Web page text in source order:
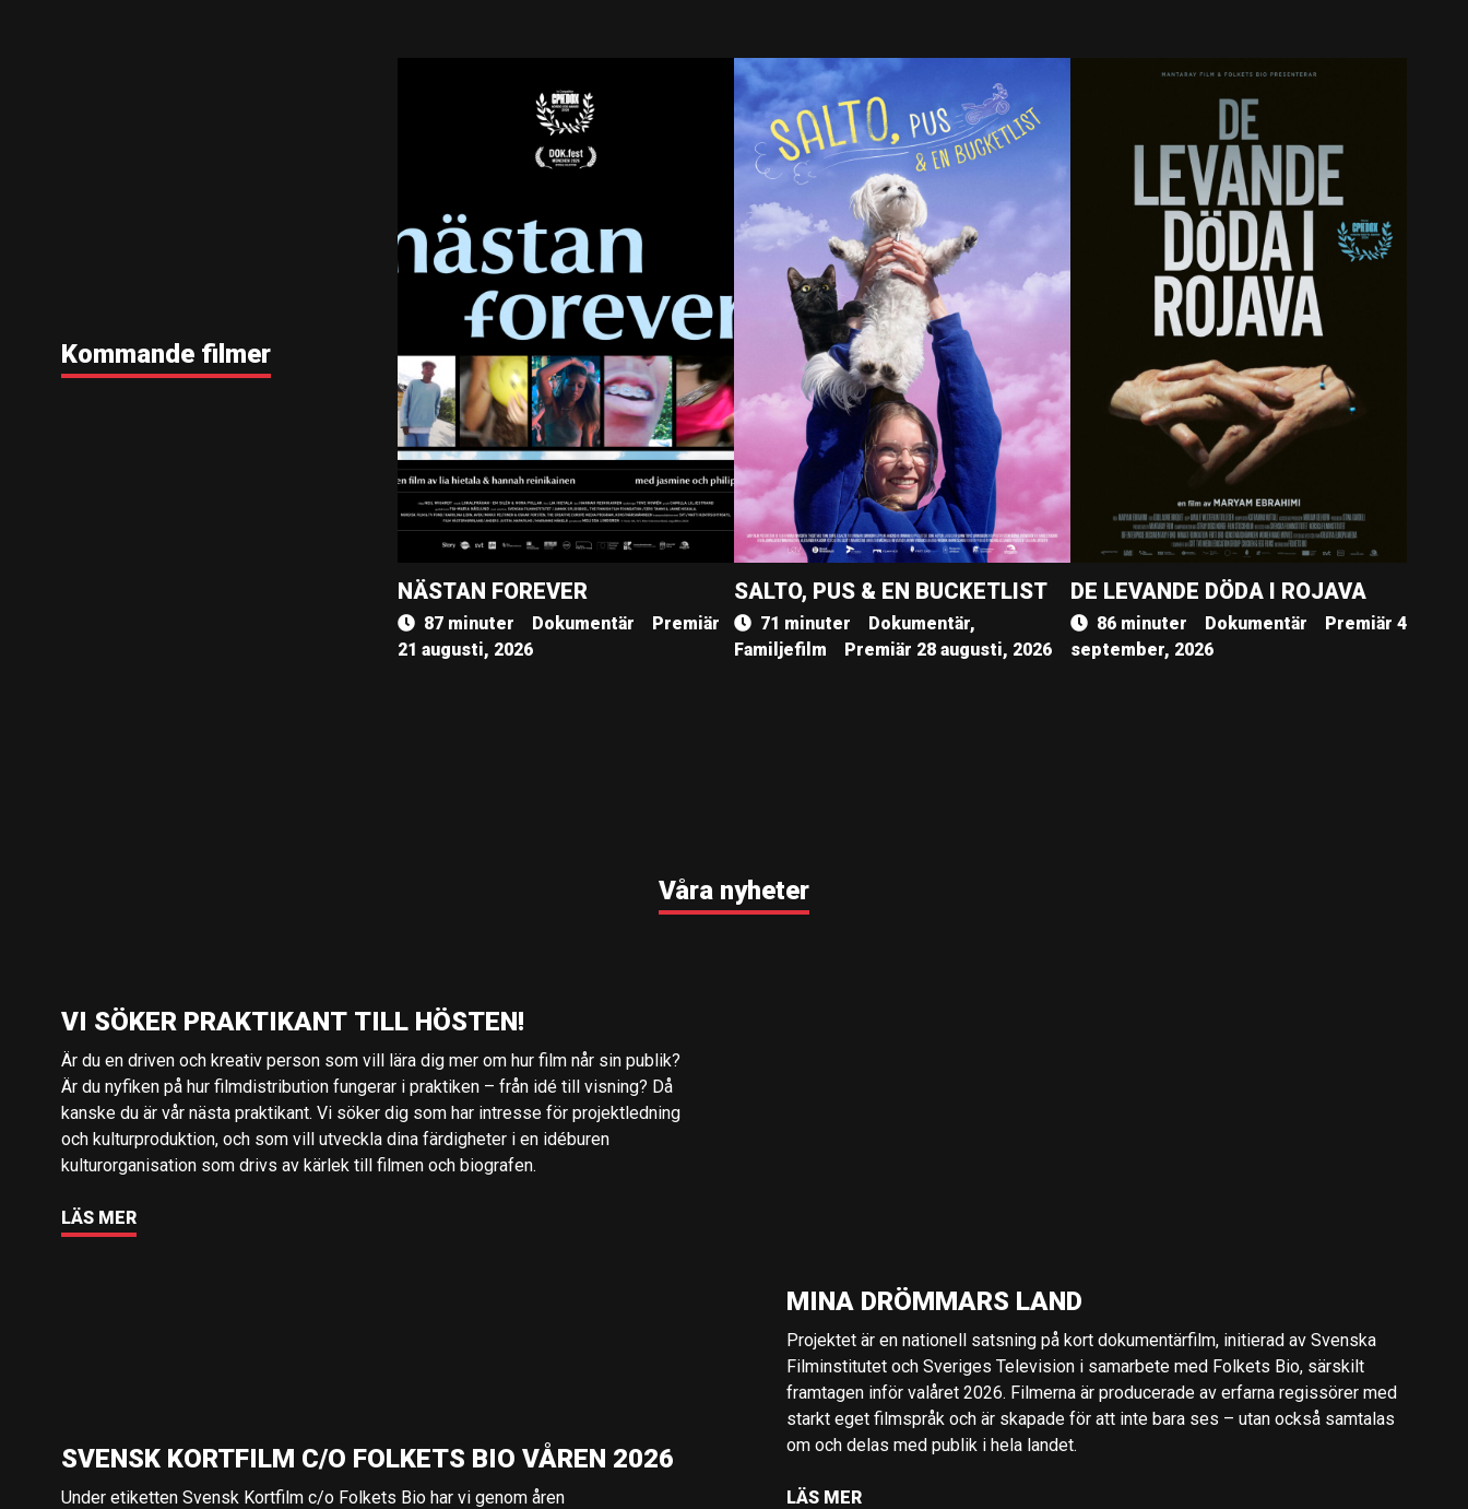
Kommande filmer
NÄSTAN FOREVER
87 minuter Dokumentär
Premiär
21 augusti, 2026
SALTO, PUS & EN BUCKETLIST
71 minuter
Dokumentär,
Familjefilm
Premiär 28 augusti, 2026
DE LEVANDE DÖDA I ROJAVA
86 minuter Dokumentär
Premiär 4
september, 2026
Våra nyheter
VI SÖKER PRAKTIKANT TILL HÖSTEN!
Är du en driven och kreativ person som vill lära dig mer om hur film når sin publik?
Är du nyfiken på hur filmdistribution fungerar i praktiken – från idé till visning? Då
kanske du är vår nästa praktikant. Vi söker dig som har intresse för projektledning
och kulturproduktion, och som vill utveckla dina färdigheter i en idéburen
kulturorganisation som drivs av kärlek till filmen och biografen.
LÄS MER
MINA DRÖMMARS LAND
Projektet är en nationell satsning på kort dokumentärfilm, initierad av Svenska
Filminstitutet och Sveriges Television i samarbete med Folkets Bio, särskilt
framtagen inför valåret 2026. Filmerna är producerade av erfarna regissörer med
starkt eget filmspråk och är skapade för att inte bara ses – utan också samtalas
om och delas med publik i hela landet.
LÄS MER
SVENSK KORTFILM C/O FOLKETS BIO VÅREN 2026
Under etiketten Svensk Kortfilm c/o Folkets Bio har vi genom åren